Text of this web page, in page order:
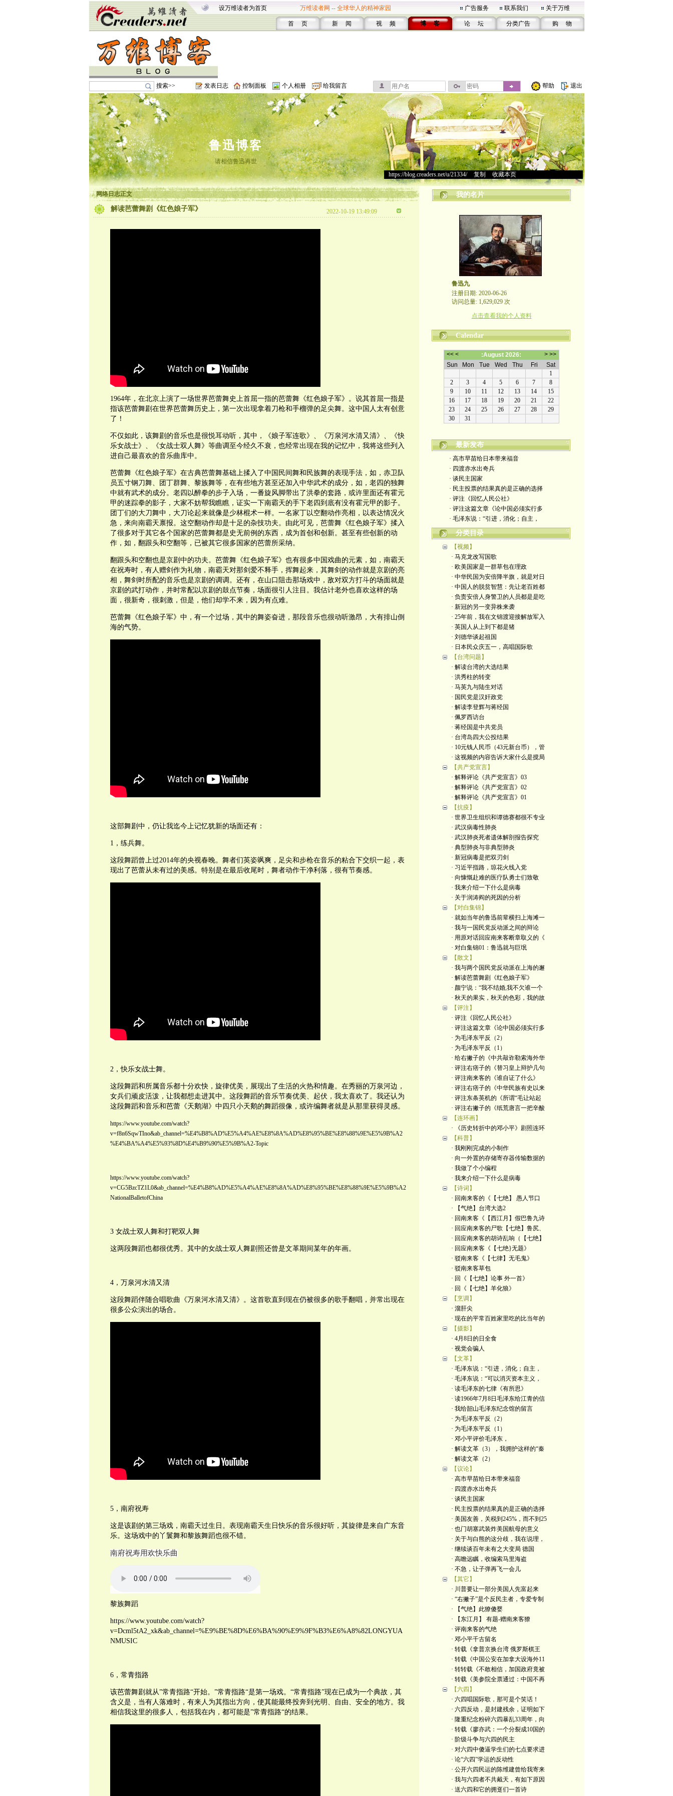
设万维读者为首页 万维读者网 -- 全球华人的精神家园 广告服务 联系我们 关于万维
首 页 新 闻 视 频 博 客 论 坛 分类广告 购 物
搜索>> 发表日志 控制面板 个人相册 给我留言 帮助 退出
鲁迅博客
请相信鲁迅再世
https://blog.creaders.net/u/21334/> 复制 收藏本页
网络日志正文
解读芭蕾舞剧《红色娘子军》 2022-10-19 13:49:09
1964年，在北京上演了一场世界芭蕾舞史上首屈一指的芭蕾舞《红色娘子军》。说其首屈一指是
指该芭蕾舞剧在世界芭蕾舞历史上，第一次出现拿着刀枪和手榴弹的足尖舞。这中国人太有创意
了！
不仅如此，该舞剧的音乐也是很悦耳动听，其中，《娘子军连歌》、《万泉河水清又清》、《快
乐女战士》、《女战士双人舞》等曲调至今经久不衰，也经常出现在我的记忆中，我将这些列入
进自己最喜欢的音乐曲库中。
芭蕾舞《红色娘子军》在古典芭蕾舞基础上揉入了中国民间舞和民族舞的表现手法，如，赤卫队
员五寸钢刀舞、团丁群舞、黎族舞等，在有些地方甚至还加入中华武术的成分，如，老四的独舞
中就有武术的成分。老四以醉拳的步子入场，一番旋风脚带出了洪拳的套路，或许里面还有霍元
甲的迷踪拳的影子，大家不妨帮我瞧瞧，证实一下南霸天的手下老四到底有没有霍元甲的影子。
团丁们的大刀舞中，大刀论起来就像是少林棍术一样。一名家丁以空翻动作亮相，以表达情况火
急，来向南霸天禀报。这空翻动作却是十足的杂技功夫。由此可见，芭蕾舞《红色娘子军》揉入
了很多对于其它各个国家的芭蕾舞都是史无前例的东西，成为首创和创新。甚至有些创新的动
作，如，翻跟头和空翻等，已被其它很多国家的芭蕾所采纳。
翻跟头和空翻也是京剧中的功夫。芭蕾舞《红色娘子军》也有很多中国戏曲的元素，如，南霸天
在祝寿时，有人赠剑作为礼物，南霸天对那剑爱不释手，挥舞起来，其舞剑的动作就是京剧的亮
相，舞剑时所配的音乐也是京剧的调调。还有，在山口阻击那场戏中，敌对双方打斗的场面就是
京剧的武打动作，并时常配以京剧的鼓点节奏，场面很引人注目。我估计老外也喜欢这样的场
面，很新奇，很刺激，但是，他们却学不来，因为有点难。
芭蕾舞《红色娘子军》中，有一个过场，其中的舞姿奋进，那段音乐也很动听激昂，大有排山倒
海的气势。
这部舞剧中，仍让我迄今上记忆犹新的场面还有：
1，练兵舞。
这段舞蹈曾上过2014年的央视春晚。舞者们英姿飒爽，足尖和步枪在音乐的粘合下交织一起，表
现出了芭蕾从未有过的美感。特别是在最后收尾时，舞者动作干净利落，很有节奏感。
2，快乐女战士舞。
这段舞蹈和所属音乐都十分欢快，旋律优美，展现出了生活的火热和情趣。在秀丽的万泉河边，
女兵们顽皮活泼，让我都想走进其中。这段舞蹈的音乐节奏优美、起伏，我太喜欢了。我还认为
这段舞蹈和音乐和芭蕾《天鹅湖》中四只小天鹅的舞蹈很像，或许编舞者就是从那里获得灵感。
https://www.youtube.com/watch?
v=f8n6SqwTIno&ab_channel=%E4%B8%AD%E5%A4%AE%E8%8A%AD%E8%95%BE%E8%88%9E%E5%9B%A2
%E4%BA%A4%E5%93%8D%E4%B9%90%E5%9B%A2-Topic
https://www.youtube.com/watch?
v=CG5BzcTZ1L0&ab_channel=%E4%B8%AD%E5%A4%AE%E8%8A%AD%E8%95%BE%E8%88%9E%E5%9B%A2
NationalBalletofChina
3 女战士双人舞和打靶双人舞
这两段舞蹈也都很优秀。其中的女战士双人舞剧照还曾是文革期间某年的年画。
4，万泉河水清又清
这段舞蹈伴随合唱歌曲《万泉河水清又清》。这首歌直到现在仍被很多的歌手翻唱，并常出现在
很多公众演出的场合。
5，南府祝寿
这是该剧的第三场戏，南霸天过生日。表现南霸天生日快乐的音乐很好听，其旋律是来自广东音
乐。这场戏中的丫鬟舞和黎族舞蹈也很不错。
南府祝寿用欢快乐曲
黎族舞蹈
https://www.youtube.com/watch?
v=Dcml5tA2_xk&ab_channel=%E9%BE%8D%E6%BA%90%E9%9F%B3%E6%A8%82LONGYUA
NMUSIC
6，常青指路
该芭蕾舞剧就从”常青指路“开始。”常青指路“是第一场戏。“常青指路”现在已成为一个典故，其
含义是，当有人落难时，有来人为其指出方向，使其能最终投奔到光明、自由、安全的地方。我
相信我这里的很多人，包括我在内，都可能是”常青指路“的结果。
我的名片
鲁迅九
注册日期: 2020-06-26
访问总量: 1,629,029 次
点击查看我的个人资料
Calendar
最新发布
· 高市早苗给日本带来福音
· 四渡赤水出奇兵
· 谈民主国家
· 民主投票的结果真的是正确的选择
· 评注《回忆人民公社》
· 评注这篇文章《论中国必须实行多
· 毛泽东说：“引进，消化；自主，
分类目录
【视频】
· 马克龙改写国歌
· 欧美国家是一群草包在理政
· 中华民国为安倍降半旗，就是对日
· 中国人的脱贫智慧：先让老百姓都
· 负责安倍人身警卫的人员都是是吃
· 新冠的另一变异株来袭
· 25年前，我在文锦渡迎接解放军入
· 英国人从上到下都是猪
· 刘德华谈起祖国
· 日本民众庆五一，高唱国际歌
【台湾问题】
· 解读台湾的大选结果
· 洪秀柱的转变
· 马英九与陆生对话
· 国民党是汉奸政党
· 解读李登辉与蒋经国
· 佩罗西访台
· 蒋经国是中共党员
· 台湾岛四大公投结果
· 10元钱人民币（43元新台币），管
· 这视频的内容告诉大家什么是搅局
【共产党宣言】
· 解释评论《共产党宣言》03
· 解释评论《共产党宣言》02
· 解释评论《共产党宣言》01
【抗疫】
· 世界卫生组织和谭德赛都很不专业
· 武汉病毒性肺炎
· 武汉肺炎死者遗体解剖报告探究
· 典型肺炎与非典型肺炎
· 新冠病毒是把双刃剑
· 习近平指路，琼花火线入党
· 向慷慨赴难的医疗队勇士们致敬
· 我来介绍一下什么是病毒
· 关于润涛阎的死因的分析
【对白集锦】
· 就如当年的鲁迅前辈横扫上海滩一
· 我与一国民党反动派之间的辩论
· 用原对话回应南来客断章取义的《
· 对白集锦01：鲁迅就与巨氓
【散文】
· 我与两个国民党反动派在上海的邂
· 解读芭蕾舞剧《红色娘子军》
· 颜宁说：“我不结婚,我不欠谁一个
· 秋天的果实，秋天的色彩，我的故
【评注】
· 评注《回忆人民公社》
· 评注这篇文章《论中国必须实行多
· 为毛泽东平反（2）
· 为毛泽东平反（1）
· 给右撇子的《中共敲诈勒索海外华
· 评注右痞子的《替习皇上辩护几句
· 评注南来客的《谁自证了什么》
· 评注右痞子的《中华民族有史以来
· 评注东条英机的《所谓“毛让站起
· 评注右撇子的《纸荒唐言一把辛酸
【连环画】
· 《历史转折中的邓小平》剧照连环
【科普】
· 我刚刚完成的小制作
· 向一外置的存储寄存器传输数据的
· 我做了个小编程
· 我来介绍一下什么是病毒
【诗词】
· 回南来客的《【七绝】 愚人节口
· 【气绝】台湾大选2
· 回南来客《【西江月】假巴鲁九诗
· 回应南来客的尸歌【七绝】鲁尻、
· 回应南来客的胡诗乱响（【七绝】
· 回应南来客《【七绝}无题》
· 驳南来客《【七律】无毛鬼》
· 驳南来客草包
· 回《【七绝】论事 外一首》
· 回《【七绝】羊化狼》
【烹调】
· 溜肝尖
· 现在的平常百姓家里吃的比当年的
【摄影】
· 4月8日的日全食
· 视觉会骗人
【文革】
· 毛泽东说：“引进，消化；自主，
· 毛泽东说：“可以消灭资本主义，
· 读毛泽东的七律《有所思》
· 读1966年7月8日毛泽东给江青的信
· 我给韶山毛泽东纪念馆的留言
· 为毛泽东平反（2）
· 为毛泽东平反（1）
· 邓小平评价毛泽东，
· 解读文革（3），我拥护这样的“秦
· 解读文革（2）
【议论】
· 高市早苗给日本带来福音
· 四渡赤水出奇兵
· 谈民主国家
· 民主投票的结果真的是正确的选择
· 美国友善，关税到245%，而不到25
· 也门胡塞武装炸美国航母的意义
· 关于与白熊的这分歧，我在说理，
· 继续谈百年未有之大变局 德国
· 高瞻远瞩，收编索马里海盗
· 不急，让子弹再飞一会儿
【其它】
· 川普要让一部分美国人先富起来
· “右撇子”是个反民主者，专爱专制
· 【气绝】此獠傻婴
· 【东江月】 有题-赠南来客獠
· 评南来客的气绝
· 邓小平千古留名
· 转载《拿普京换台湾 俄罗斯棋王
· 转载《中国公安在加拿大设海外11
· 转转载《不敢相信，加国政府竟被
· 转载《美参院全票通过：中国不再
【六四】
· 六四唱国际歌，那可是个笑话！
· 六四反动，是封建残余，证明如下
· 隆重纪念粉碎六四暴乱33周年，向
· 转载《廖亦武：一个分裂成10国的
· 阶级斗争与六四的民主
· 对六四中傻逼学生们的七点要求进
· 论“六四”学运的反动性
· 公开六四民运的陈维建曾给我寄来
· 我与六四者不共戴天，有如下原因
· 送六四和它的拥趸们一首诗